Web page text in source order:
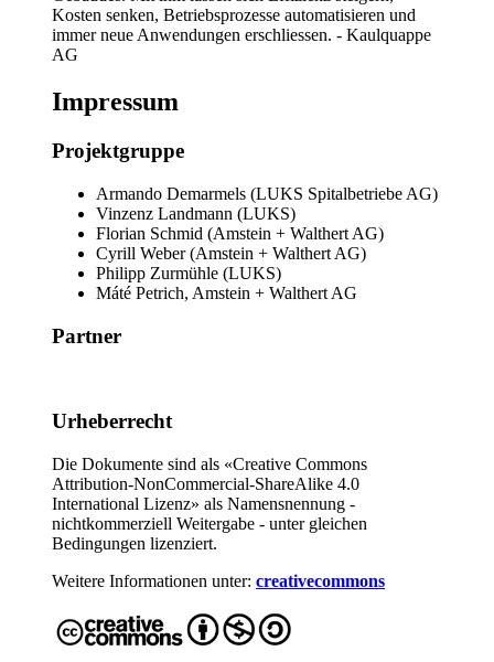
Kosten senken, Betriebsprozesse automatisieren und
immer neue Anwendungen erschliessen. - Kaulquappe
AG
Impressum
Projektgruppe
Armando Demarmels (LUKS Spitalbetriebe AG)
Vinzenz Landmann (LUKS)
Florian Schmid (Amstein + Walthert AG)
Cyrill Weber (Amstein + Walthert AG)
Philipp Zurmühle (LUKS)
Máté Petrich, Amstein + Walthert AG
Partner
Urheberrecht
Die Dokumente sind als «Creative Commons
Attribution-NonCommercial-ShareAlike 4.0
International Lizenz» als Namensnennung -
nichtkommerziell Weitergabe - unter gleichen
Bedingungen lizenziert.
Weitere Informationen unter: creativecommons